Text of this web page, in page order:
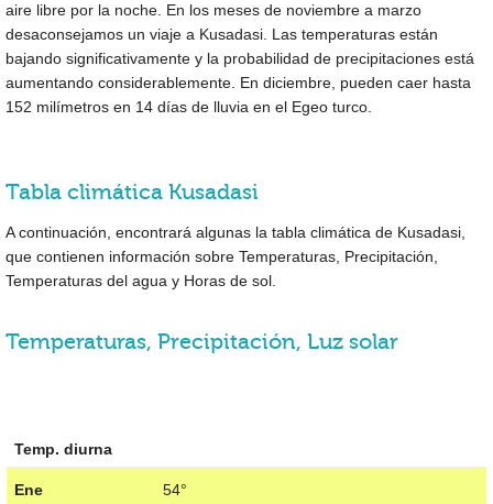
aire libre por la noche. En los meses de noviembre a marzo
desaconsejamos un viaje a Kusadasi. Las temperaturas están
bajando significativamente y la probabilidad de precipitaciones está
aumentando considerablemente. En diciembre, pueden caer hasta
152 milímetros en 14 días de lluvia en el Egeo turco.
Tabla climática Kusadasi
A continuación, encontrará algunas la tabla climática de Kusadasi,
que contienen información sobre Temperaturas, Precipitación,
Temperaturas del agua y Horas de sol.
Temperaturas, Precipitación, Luz solar
Temp. diurna
Ene 54°